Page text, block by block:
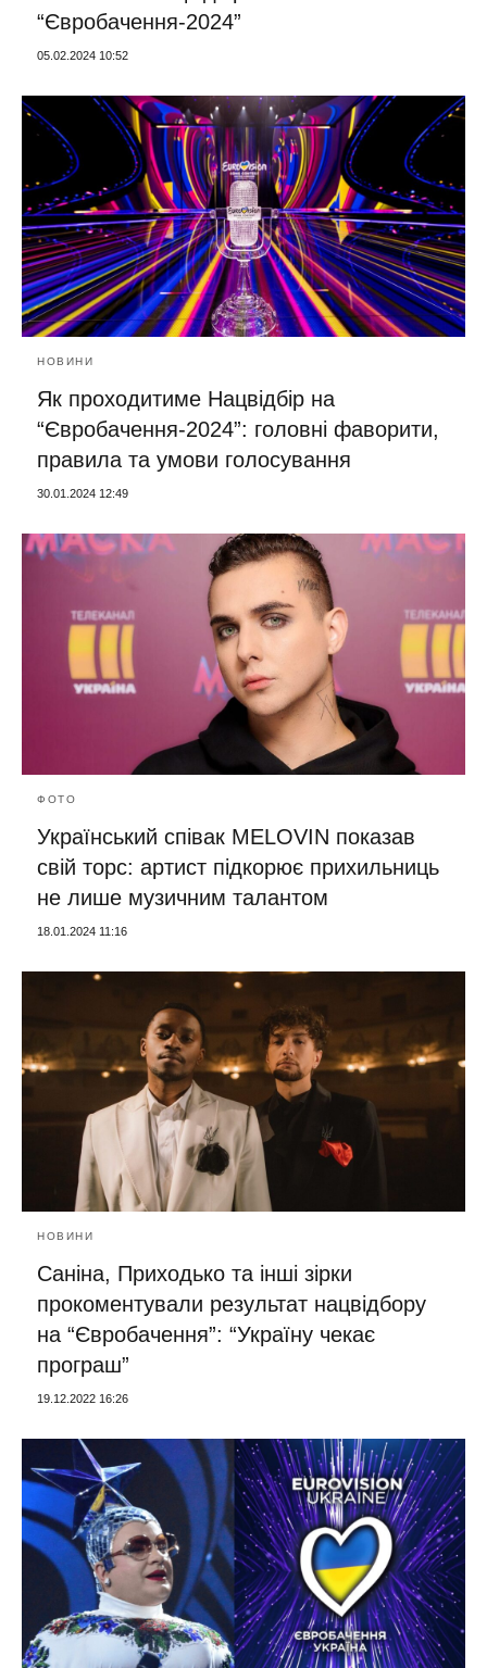
“Євробачення-2024”
05.02.2024 10:52
НОВИНИ
Як проходитиме Нацвідбір на
“Євробачення-2024”: головні фаворити,
правила та умови голосування
30.01.2024 12:49
ФОТО
Український співак MELOVIN показав
свій торс: артист підкорює прихильниць
не лише музичним талантом
18.01.2024 11:16
НОВИНИ
Саніна, Приходько та інші зірки
прокоментували результат нацвідбору
на “Євробачення”: “Україну чекає
програш”
19.12.2022 16:26